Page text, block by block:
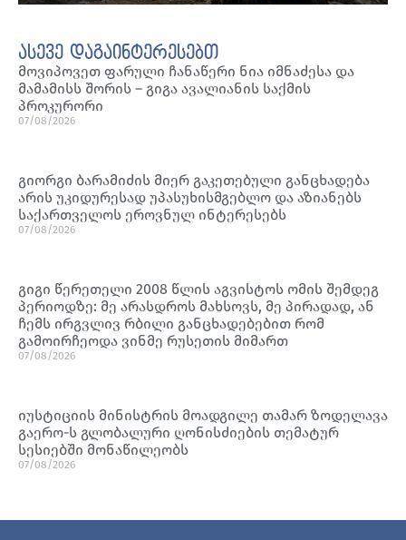
ასევე დაგაინტერესებთ
მოვიპოვეთ ფარული ჩანაწერი ნია იმნაძესა და
მამამისს შორის – გიგა ავალიანის საქმის
პროკურორი
07/08/2026
გიორგი ბარამიძის მიერ გაკეთებული განცხადება
არის უკიდურესად უპასუხისმგებლო და აზიანებს
საქართველოს ეროვნულ ინტერესებს
07/08/2026
გიგი წერეთელი 2008 წლის აგვისტოს ომის შემდეგ
პერიოდზე: მე არასდროს მახსოვს, მე პირადად, ან
ჩემს ირგვლივ რბილი განცხადებებით რომ
გამოირჩეოდა ვინმე რუსეთის მიმართ
07/08/2026
იუსტიციის მინისტრის მოადგილე თამარ ზოდელავა
გაერო-ს გლობალური ღონისძიების თემატურ
სესიებში მონაწილეობს
07/08/2026